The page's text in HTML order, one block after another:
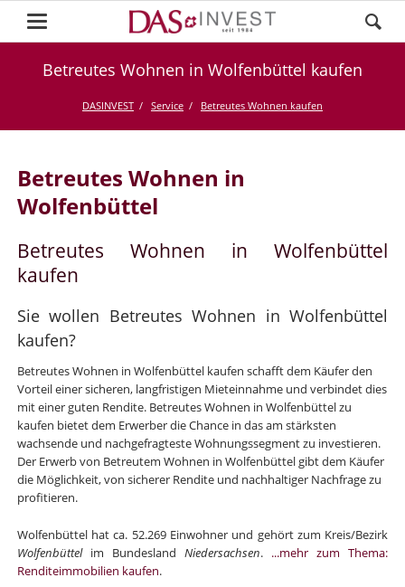
Betreutes Wohnen in Wolfenbüttel kaufen
DASINVEST Service Betreutes Wohnen kaufen
Betreutes Wohnen in
Wolfenbüttel
Betreutes Wohnen in Wolfenbüttel
kaufen
Sie wollen Betreutes Wohnen in Wolfenbüttel
kaufen?
Betreutes Wohnen in Wolfenbüttel kaufen schafft dem Käufer den
Vorteil einer sicheren, langfristigen Mieteinnahme und verbindet dies
mit einer guten Rendite. Betreutes Wohnen in Wolfenbüttel zu
kaufen bietet dem Erwerber die Chance in das am stärksten
wachsende und nachgefragteste Wohnungssegment zu investieren.
Der Erwerb von Betreutem Wohnen in Wolfenbüttel gibt dem Käufer
die Möglichkeit, von sicherer Rendite und nachhaltiger Nachfrage zu
profitieren.
Wolfenbüttel hat ca. 52.269 Einwohner und gehört zum Kreis/Bezirk
Wolfenbüttelim Bundesland Niedersachsen. ...mehr zum Thema:
Renditeimmobilien kaufen.